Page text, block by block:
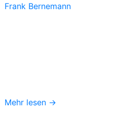
Frank Bernemann
Mehr lesen →